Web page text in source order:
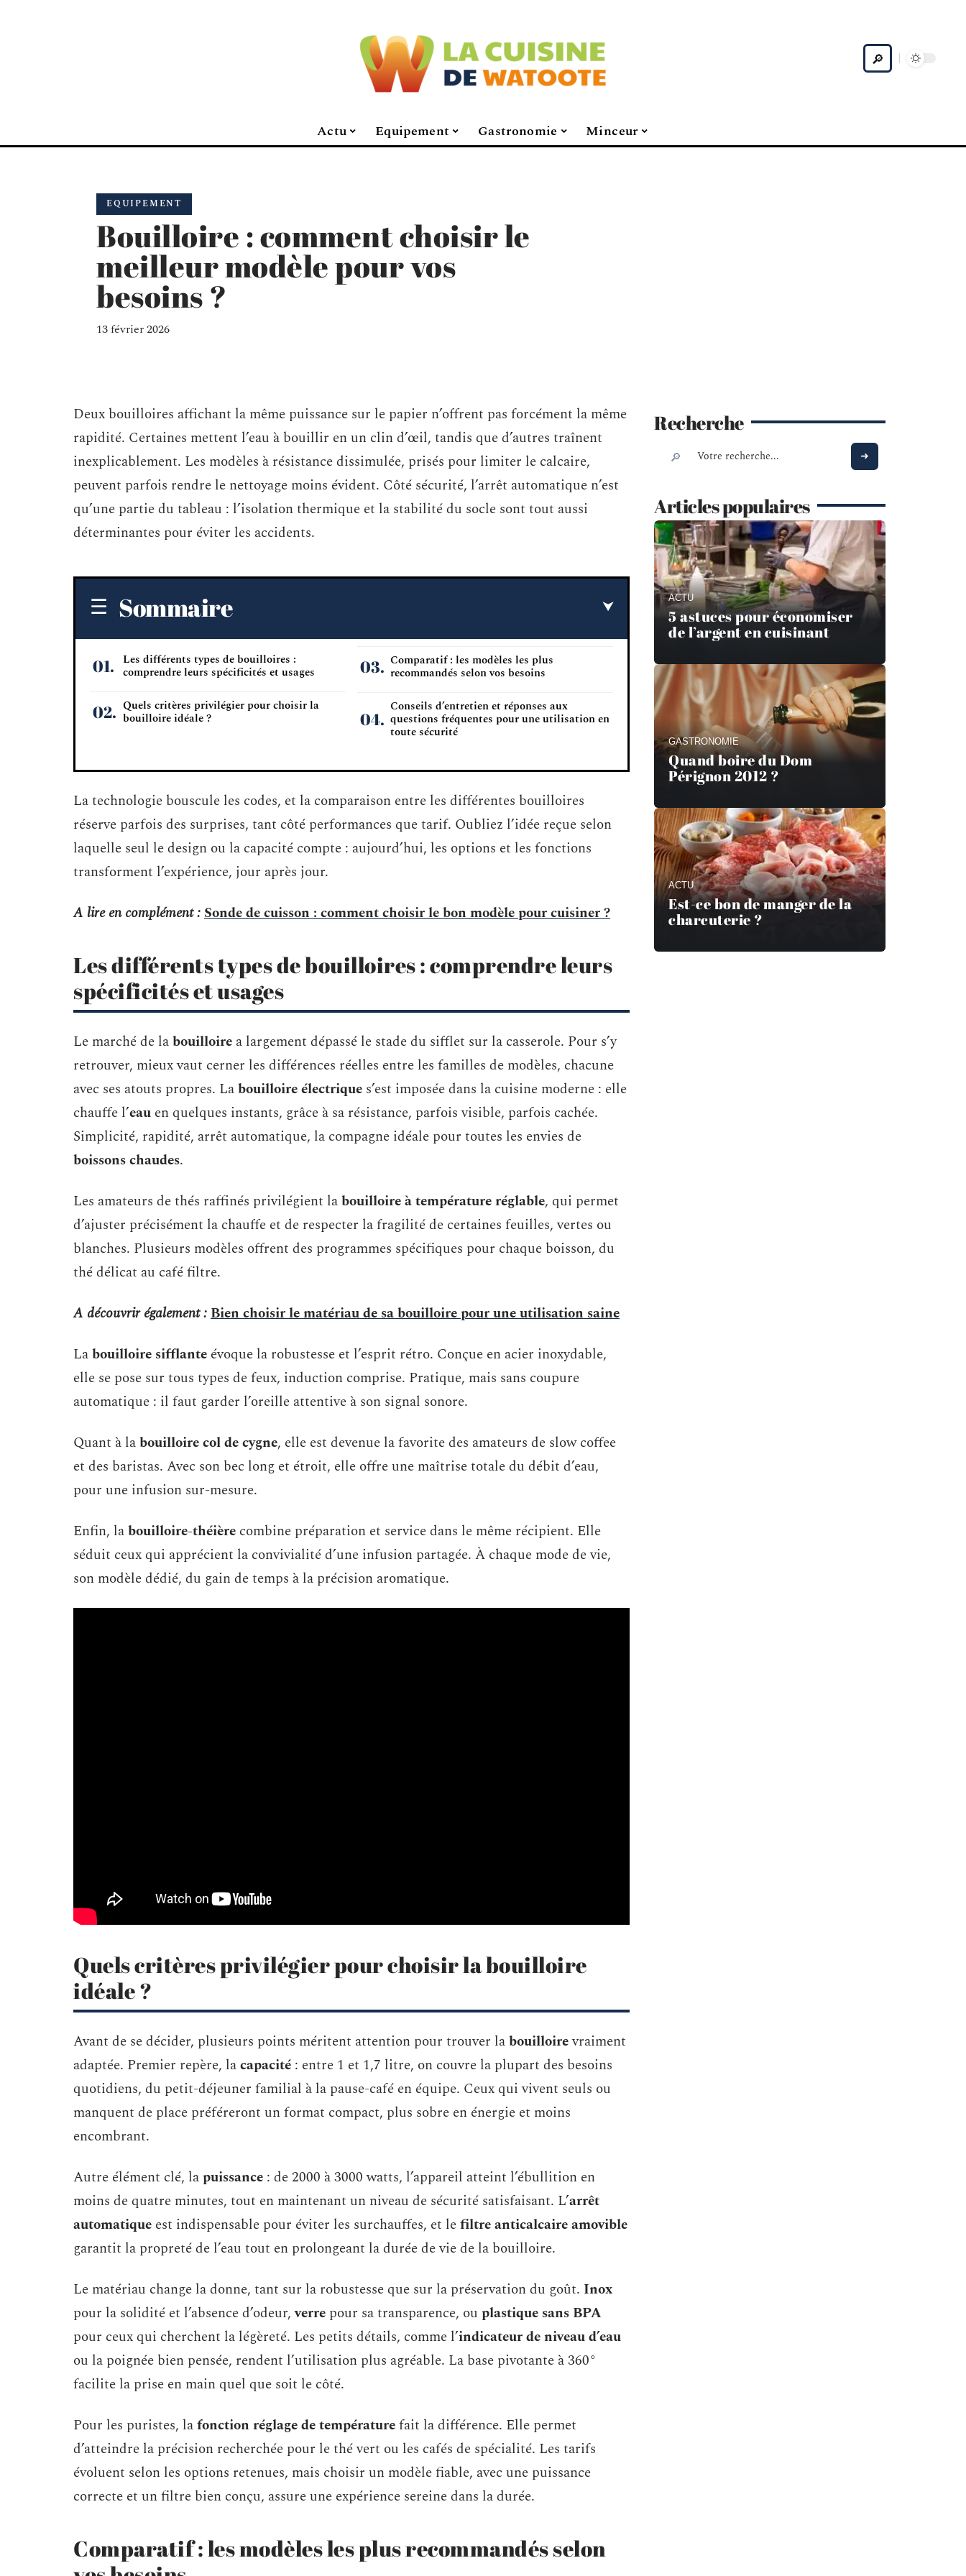
Actu Equipement Gastronomie Minceur
EQUIPEMENT
Bouilloire : comment choisir le
meilleur modèle pour vos
besoins ?
13 février 2026
Deux bouilloires affichant la même puissance sur le papier n’offrent pas forcément la même
rapidité. Certaines mettent l’eau à bouillir en un clin d’œil, tandis que d’autres traînent
inexplicablement. Les modèles à résistance dissimulée, prisés pour limiter le calcaire,
peuvent parfois rendre le nettoyage moins évident. Côté sécurité, l’arrêt automatique n’est
qu’une partie du tableau : l’isolation thermique et la stabilité du socle sont tout aussi
déterminantes pour éviter les accidents.
Sommaire
Les différents types de bouilloires :
comprendre leurs spécificités et usages
Quels critères privilégier pour choisir la
bouilloire idéale ?
Comparatif : les modèles les plus
recommandés selon vos besoins
Conseils d’entretien et réponses aux
questions fréquentes pour une utilisation en
toute sécurité
La technologie bouscule les codes, et la comparaison entre les différentes bouilloires
réserve parfois des surprises, tant côté performances que tarif. Oubliez l’idée reçue selon
laquelle seul le design ou la capacité compte : aujourd’hui, les options et les fonctions
transforment l’expérience, jour après jour.
A lire en complément :Sonde de cuisson : comment choisir le bon modèle pour cuisiner ?
Les différents types de bouilloires : comprendre leurs
spécificités et usages
Le marché de labouilloire a largement dépassé le stade du sifflet sur la casserole. Pour s’y
retrouver, mieux vaut cerner les différences réelles entre les familles de modèles, chacune
avec ses atouts propres. Labouilloire électrique s’est imposée dans la cuisine moderne : elle
chauffe l’eau en quelques instants, grâce à sa résistance, parfois visible, parfois cachée.
Simplicité, rapidité, arrêt automatique, la compagne idéale pour toutes les envies de
boissons chaudes.
Les amateurs de thés raffinés privilégient labouilloire à température réglable, qui permet
d’ajuster précisément la chauffe et de respecter la fragilité de certaines feuilles, vertes ou
blanches. Plusieurs modèles offrent des programmes spécifiques pour chaque boisson, du
thé délicat au café filtre.
A découvrir également :Bien choisir le matériau de sa bouilloire pour une utilisation saine
Labouilloire sifflante évoque la robustesse et l’esprit rétro. Conçue en acier inoxydable,
elle se pose sur tous types de feux, induction comprise. Pratique, mais sans coupure
automatique : il faut garder l’oreille attentive à son signal sonore.
Quant à labouilloire col de cygne, elle est devenue la favorite des amateurs de slow coffee
et des baristas. Avec son bec long et étroit, elle offre une maîtrise totale du débit d’eau,
pour une infusion sur-mesure.
Enfin, labouilloire-théière combine préparation et service dans le même récipient. Elle
séduit ceux qui apprécient la convivialité d’une infusion partagée. À chaque mode de vie,
son modèle dédié, du gain de temps à la précision aromatique.
Quels critères privilégier pour choisir la bouilloire
idéale ?
Avant de se décider, plusieurs points méritent attention pour trouver labouilloirevraiment
adaptée. Premier repère, lacapacité : entre 1 et 1,7 litre, on couvre la plupart des besoins
quotidiens, du petit-déjeuner familial à la pause-café en équipe. Ceux qui vivent seuls ou
manquent de place préféreront un format compact, plus sobre en énergie et moins
encombrant.
Autre élément clé, lapuissance : de 2000 à 3000 watts, l’appareil atteint l’ébullition en
moins de quatre minutes, tout en maintenant un niveau de sécurité satisfaisant. L’arrêt
automatique est indispensable pour éviter les surchauffes, et lefiltre anticalcaire amovible
garantit la propreté de l’eau tout en prolongeant la durée de vie de la bouilloire.
Le matériau change la donne, tant sur la robustesse que sur la préservation du goût. Inox
pour la solidité et l’absence d’odeur,verre pour sa transparence, ou plastique sans BPA
pour ceux qui cherchent la légèreté. Les petits détails, comme l’indicateur de niveau d’eau
ou la poignée bien pensée, rendent l’utilisation plus agréable. La base pivotante à 360°
facilite la prise en main quel que soit le côté.
Pour les puristes, lafonction réglage de températurefait la différence. Elle permet
d’atteindre la précision recherchée pour le thé vert ou les cafés de spécialité. Les tarifs
évoluent selon les options retenues, mais choisir un modèle fiable, avec une puissance
correcte et un filtre bien conçu, assure une expérience sereine dans la durée.
Comparatif : les modèles les plus recommandés selon
Recherche
Articles populaires
ACTU
5 astuces pour économiser
de l’argent en cuisinant
GASTRONOMIE
Quand boire du Dom
Pérignon 2012 ?
ACTU
Est-ce bon de manger de la
charcuterie ?